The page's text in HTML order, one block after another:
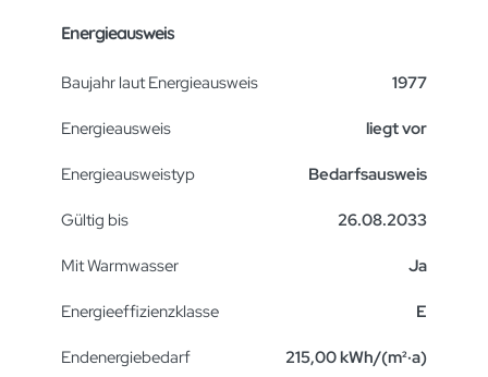
Energieausweis
Baujahr laut Energieausweis 1977
Energieausweis liegt vor
Energie­ausweistyp Bedarfsausweis
Gültig bis 26.08.2033
Mit Warmwasser Ja
Energieeffizienzklasse E
Endenergiebedarf 215,00 kWh/(m²·a)